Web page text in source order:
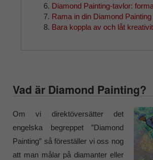
Diamond Painting-tavlor:
Rama in din Diamond Painting
Bara koppla av och låt
Vad är Diamond Painting?
Om vi direktöversätter det
engelska begreppet ”Diamond
Painting” så föreställer vi oss nog
att man målar på diamanter eller